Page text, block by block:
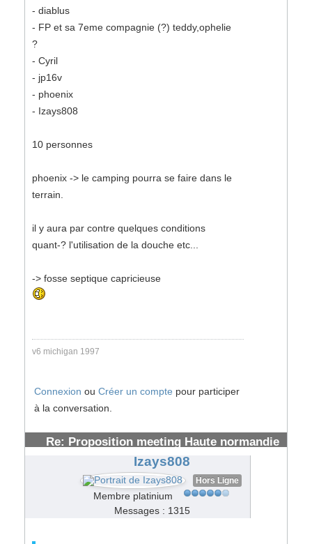
- diablus
- FP et sa 7eme compagnie (?) teddy,ophelie
?
- Cyril
- jp16v
- phoenix
- Izays808
10 personnes
phoenix -> le camping pourra se faire dans le
terrain.
il y aura par contre quelques conditions
quant-? l'utilisation de la douche etc...
-> fosse septique capricieuse
v6 michigan 1997
Connexion ou Créer un compte pour participer
à la conversation.
Re: Proposition meeting Haute normandie
Izays808
Hors Ligne
Membre platinium
Messages : 1315